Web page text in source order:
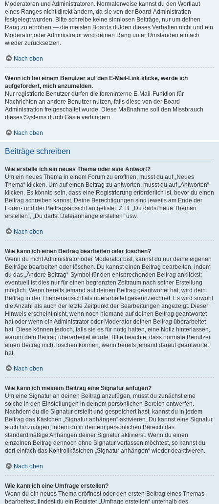
Moderatoren und Administratoren. Normalerweise kannst du den Wortlaut
eines Ranges nicht direkt ändern, da sie von der Board-Administration
festgelegt wurden. Bitte schreibe keine sinnlosen Beiträge, nur um deinen
Rang zu erhöhen — die meisten Boards dulden dieses Verhalten nicht und ein
Moderator oder Administrator wird deinen Rang unter Umständen einfach
wieder zurücksetzen.
Nach oben
Wenn ich bei einem Benutzer auf den E-Mail-Link klicke, werde ich
aufgefordert, mich anzumelden.
Nur registrierte Benutzer dürfen die foreninterne E-Mail-Funktion für
Nachrichten an andere Benutzer nutzen, falls diese von der Board-
Administration freigeschaltet wurde. Diese Maßnahme soll den Missbrauch
dieses Systems durch Gäste verhindern.
Nach oben
Beiträge schreiben
Wie erstelle ich ein neues Thema oder eine Antwort?
Um ein neues Thema in einem Forum zu eröffnen, musst du auf „Neues
Thema“ klicken. Um auf einen Beitrag zu antworten, musst du auf „Antworten“
klicken. Es könnte sein, dass eine Registrierung erforderlich ist, bevor du einen
Beitrag schreiben kannst. Deine Berechtigungen sind jeweils am Ende der
Foren- und der Beitragsansicht aufgelistet. Z. B. „Du darfst neue Themen
erstellen“, „Du darfst Dateianhänge erstellen“ usw.
Nach oben
Wie kann ich einen Beitrag bearbeiten oder löschen?
Wenn du nicht Administrator oder Moderator bist, kannst du nur deine eigenen
Beiträge bearbeiten oder löschen. Du kannst einen Beitrag bearbeiten, indem
du das „Ändere Beitrag“-Symbol für den entsprechenden Beitrag anklickst;
eventuell ist dies nur für einen begrenzten Zeitraum nach seiner Erstellung
möglich. Wenn bereits jemand auf deinen Beitrag geantwortet hat, wird dein
Beitrag in der Themenansicht als überarbeitet gekennzeichnet. Es wird sowohl
die Anzahl als auch der letzte Zeitpunkt der Bearbeitungen angezeigt. Dieser
Hinweis erscheint nicht, wenn noch niemand auf deinen Beitrag geantwortet
hat oder wenn ein Administrator oder Moderator deinen Beitrag überarbeitet
hat. Diese können jedoch, falls sie es für nötig halten, eine Notiz hinterlassen,
warum dein Beitrag überarbeitet wurde. Bitte beachte, dass normale Benutzer
einen Beitrag nicht löschen können, wenn bereits jemand darauf geantwortet
hat.
Nach oben
Wie kann ich meinem Beitrag eine Signatur anfügen?
Um eine Signatur an deinen Beitrag anzufügen, musst du zunächst eine
solche in den Einstellungen in deinem persönlichen Bereich entwerfen.
Nachdem du die Signatur erstellt und gespeichert hast, kannst du in jedem
Beitrag das Kästchen „Signatur anhängen“ aktivieren. Du kannst eine Signatur
auch hinzufügen, indem du in deinem persönlichen Bereich das
standardmäßige Anhängen deiner Signatur aktivierst. Wenn du einen
einzelnen Beitrag dennoch ohne Signatur verfassen möchtest, so kannst du
dort einfach das Kontrollkästchen „Signatur anhängen“ wieder deaktivieren.
Nach oben
Wie kann ich eine Umfrage erstellen?
Wenn du ein neues Thema eröffnest oder den ersten Beitrag eines Themas
bearbeitest, findest du ein Register „Umfrage erstellen“ unterhalb des